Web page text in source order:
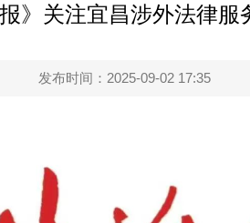
》关注宜昌涉外法律服
发布时间：2025-09-02 17:35